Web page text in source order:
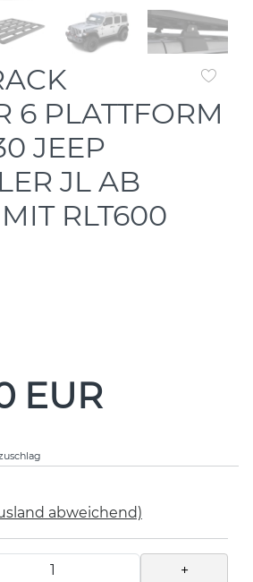
6 PLATTFORM
JEEP
JL AB
RLT600
EUR
abweichend)
+